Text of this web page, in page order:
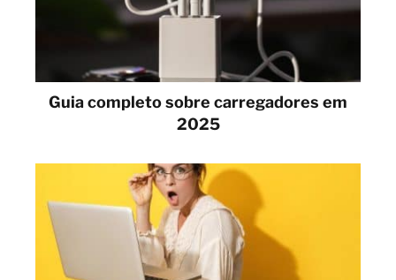
Guia completo sobre carregadores em
2025